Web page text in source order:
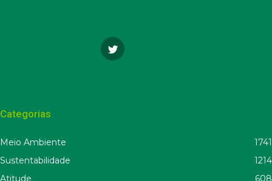
Categorias
Meio Ambiente
1741
Sustentabilidade
1214
Atitude
608